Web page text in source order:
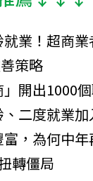
業！超商
策略
」開出1000
二度就業加
，為何中年
轉僵局